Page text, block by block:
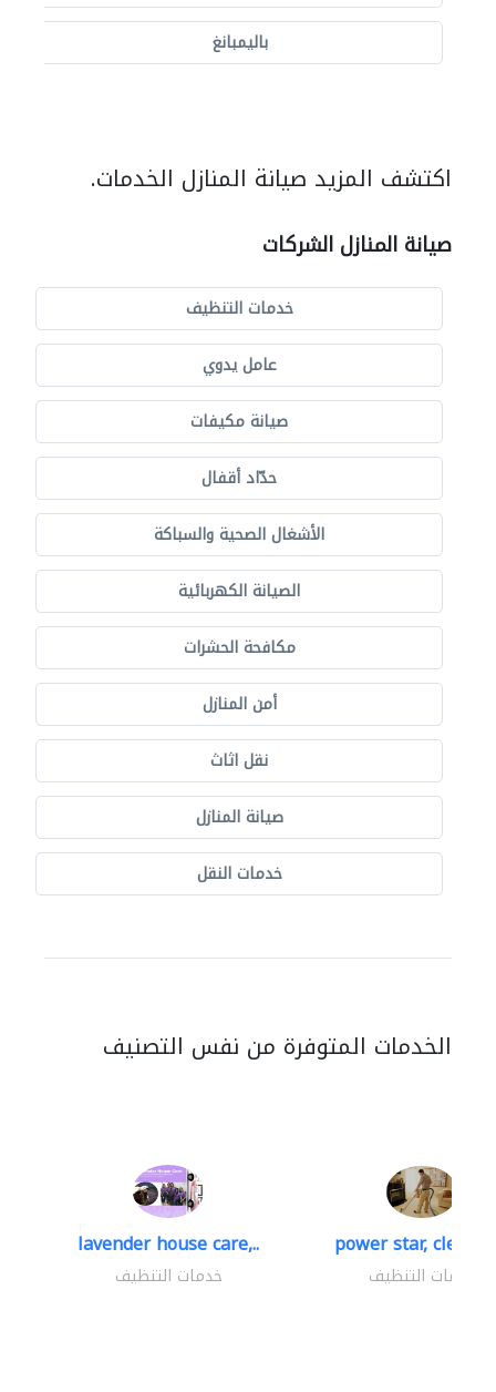
باليمبانغ
اكتشف المزيد صيانة المنازل الخدمات.
صيانة المنازل الشركات
خدمات التنظيف
عامل يدوي
صيانة مكيفات
حدّاد أقفال
الأشغال الصحية والسباكة
الصيانة الكهربائية
مكافحة الحشرات
أمن المنازل
نقل اثاث
صيانة المنازل
خدمات النقل
الخدمات المتوفرة من نفس التصنيف
lavender house care,..
خدمات التنظيف
power star,
خدمات التنظيف